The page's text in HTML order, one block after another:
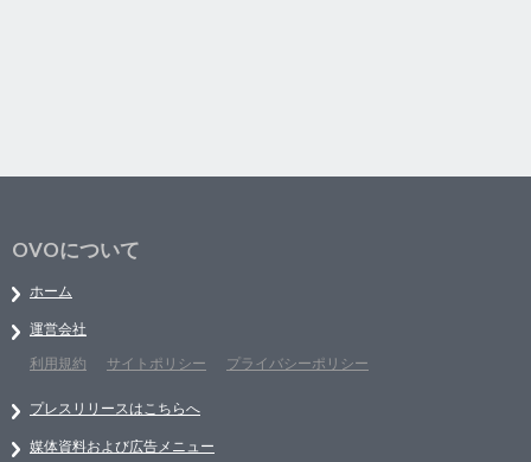
OVOについて
ホーム
運営会社
利用規約
サイトポリシー プライバシーポリシー
プレスリリースはこちらへ
媒体資料および広告メニュー